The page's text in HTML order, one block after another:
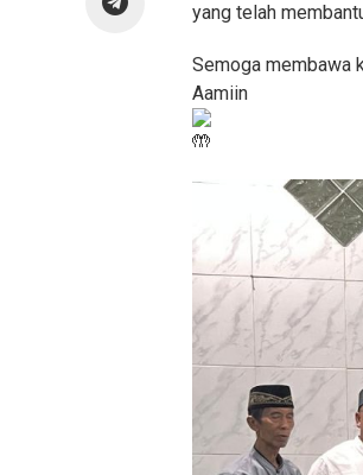
yang telah
Semoga membawa
Aamiin